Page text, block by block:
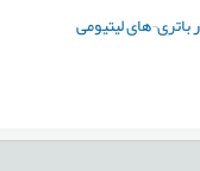
باتری¬های لیتیومی